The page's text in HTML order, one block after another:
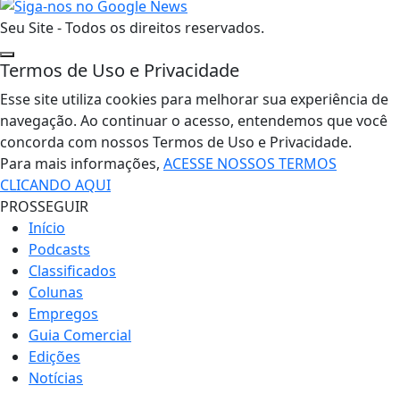
Seu Site - Todos os direitos reservados.
Termos de Uso e Privacidade
Esse site utiliza cookies para melhorar sua experiência de
navegação. Ao continuar o acesso, entendemos que você
concorda com nossos Termos de Uso e Privacidade.
Para mais informações, ACESSE NOSSOS TERMOS
CLICANDO AQUI
PROSSEGUIR
Início
Podcasts
Classificados
Colunas
Empregos
Guia Comercial
Edições
Notícias